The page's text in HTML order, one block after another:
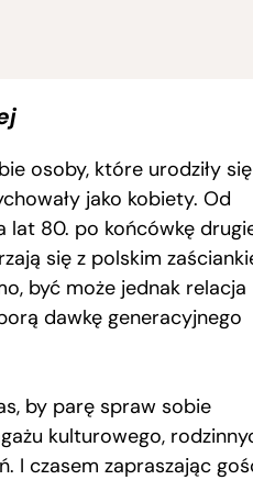
osoby, które urodziły
jako kobiety. Od
80. po końcówkę
się z polskim
być może jednak relacja
dawkę generacyjnego
by parę spraw sobie
kulturowego,
I czasem zapraszając